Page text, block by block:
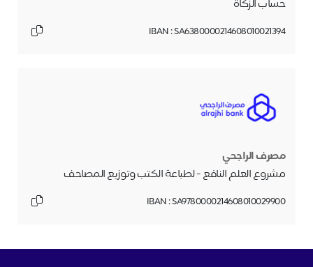
حساب الزكاة
IBAN : SA6380000214608010021394
مصرف الراجحي
مشروع العلم النافع - لطباعة الكتب وتوزيع المصاحف
IBAN : SA9780000214608010029900